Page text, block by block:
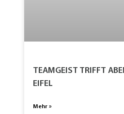
TEAMGEIST TRIFFT
EIFEL
Mehr »